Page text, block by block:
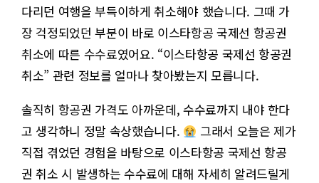
다리던 여행을 부득이하게 취소해야 했습니다. 그때 가
장 걱정되었던 부분이 바로 이스타항공 국제선 항공권
취소에 따른 수수료였어요. “이스타항공 국제선 항공권
취소” 관련 정보를 얼마나 찾아봤는지 모릅니다.
솔직히 항공권 가격도 아까운데, 수수료까지 내야 한다
고 생각하니 정말 속상했습니다.
그래서 오늘은 제가
직접 겪었던 경험을 바탕으로 이스타항공 국제선 항공
권 취소 시 발생하는 수수료에 대해 자세히 알려드릴게